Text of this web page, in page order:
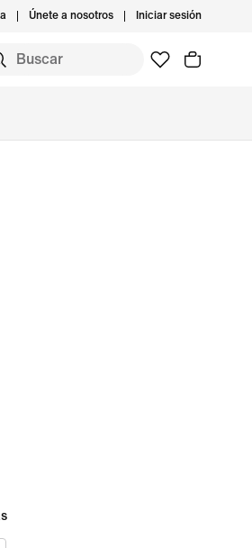
Únete a nosotros Iniciar sesión